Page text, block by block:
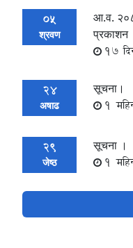
05
श्रवण
आ.व.
प्रकाशन
17
24
अषाढ
सूचना।
1
29
जेष्ठ
सूचना ।
1